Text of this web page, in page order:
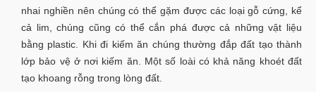
nhai nghiền nên chúng có thể gặm được các loại gỗ cứng, kể
cả lim, chúng cũng có thể cắn phá được cả những vật liệu
bằng plastic. Khi đi kiếm ăn chúng thường đắp đất tạo thành
lớp bảo vệ ở nơi kiếm ăn. Một số loài có khả năng khoét đất
tạo khoang rỗng trong lòng đất.